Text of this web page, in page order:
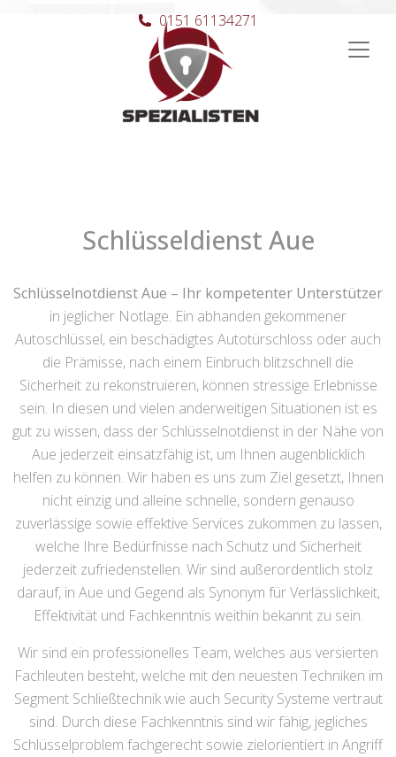
Hauptnavigation
0151 61134271
Schlüsseldienst Aue
Schlüsselnotdienst Aue – Ihr kompetenter Unterstützer
in jeglicher Notlage. Ein abhanden gekommener
Autoschlüssel, ein beschädigtes Autotürschloss oder auch
die Prämisse, nach einem Einbruch blitzschnell die
Sicherheit zu rekonstruieren, können stressige Erlebnisse
sein. In diesen und vielen anderweitigen Situationen ist es
gut zu wissen, dass der Schlüsselnotdienst in der Nähe von
Aue jederzeit einsatzfähig ist, um Ihnen augenblicklich
helfen zu können. Wir haben es uns zum Ziel gesetzt, Ihnen
nicht einzig und alleine schnelle, sondern genauso
zuverlässige sowie effektive Services zukommen zu lassen,
welche Ihre Bedürfnisse nach Schutz und Sicherheit
jederzeit zufriedenstellen. Wir sind außerordentlich stolz
darauf, in Aue und Gegend als Synonym für Verlässlichkeit,
Effektivität und Fachkenntnis weithin bekannt zu sein.
Wir sind ein professionelles Team, welches aus versierten
Fachleuten besteht, welche mit den neuesten Techniken im
Segment Schließtechnik wie auch Security Systeme vertraut
sind. Durch diese Fachkenntnis sind wir fähig, jegliches
Schlüsselproblem fachgerecht sowie zielorientiert in Angriff